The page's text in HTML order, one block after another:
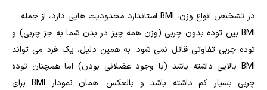
در تشخیص انواع وزن، BMI استاندارد محدودیت هایی دارد، از جمله:
BMI بین توده بدون چربی (وزن همه چیز در بدن شما به جز چربی) و
توده چربی تفاوتی قائل نمی شود. به همین دلیل، یک فرد می تواند
BMI بالایی داشته باشد (با وجود عضلانی بودن) اما همچنان توده
چربی بسیار کم داشته باشد و بالعکس. همان نمودار BMI برای